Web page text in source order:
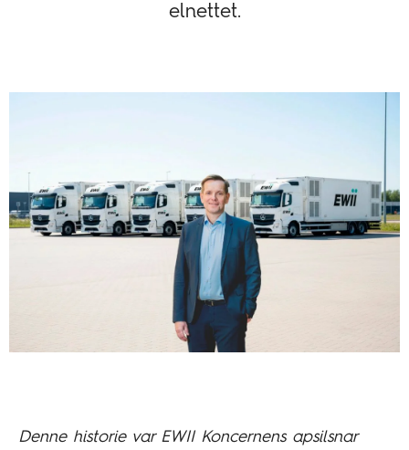
elnettet.
Denne historie var EWII Koncernens apsilsnar